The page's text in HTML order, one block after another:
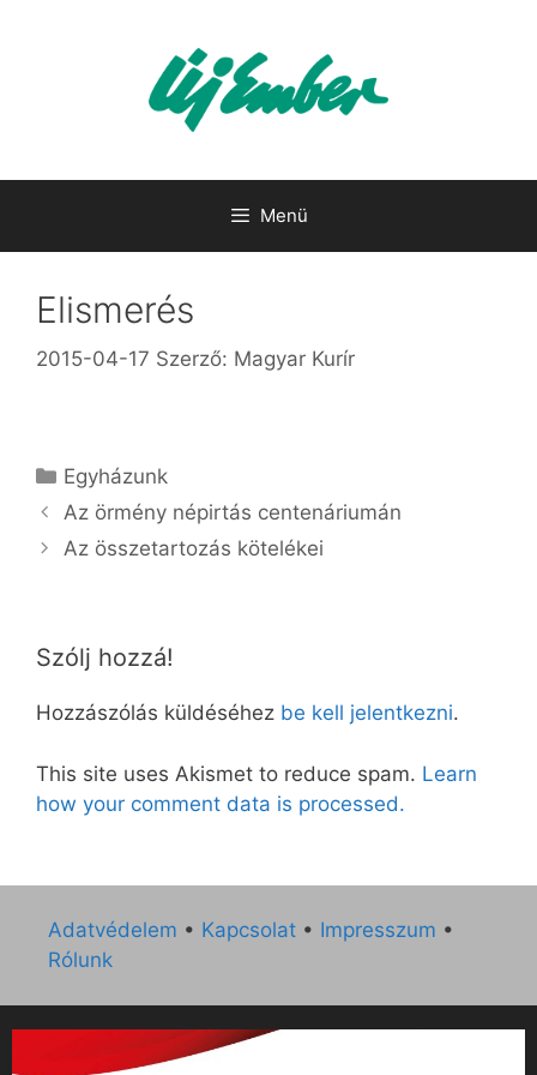
Menü
Elismerés
2015-04-17 Szerző: Magyar Kurír
Kategória
Egyházunk
Az örmény népirtás centenáriumán
Az összetartozás kötelékei
Szólj hozzá!
Hozzászólás küldéséhez be kell jelentkezni.
This site uses Akismet to reduce spam. Learn
how your comment data is processed.
Adatvédelem • Kapcsolat • Impresszum •
Rólunk